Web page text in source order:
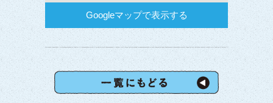
Googleマップで表示する